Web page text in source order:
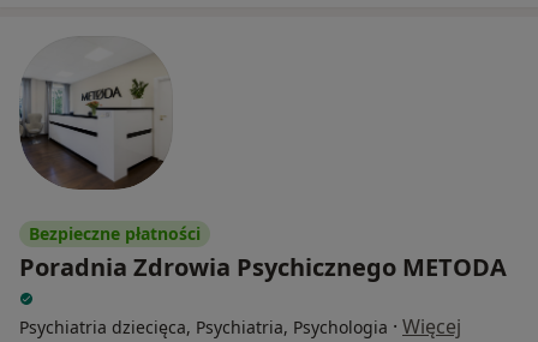
Bezpieczne płatności
Poradnia Zdrowia Psychicznego METODA
Psychiatria dziecięca, Psychiatria, Psychologia · Więcej